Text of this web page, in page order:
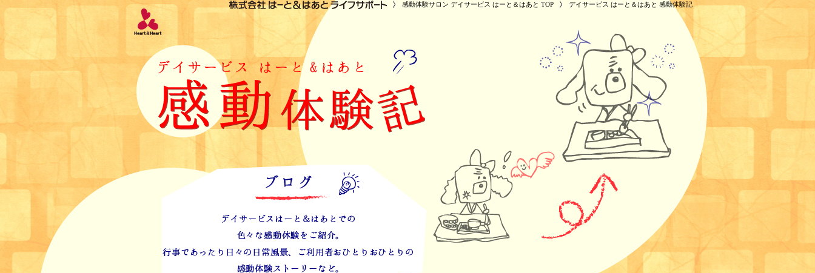
感動体験サロン デイサービス はーと＆はあと TOP デイサービス はーと＆はあと 感動体験記